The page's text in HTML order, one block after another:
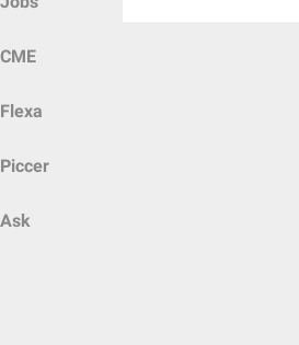
CME
Flexa
Piccer
Ask